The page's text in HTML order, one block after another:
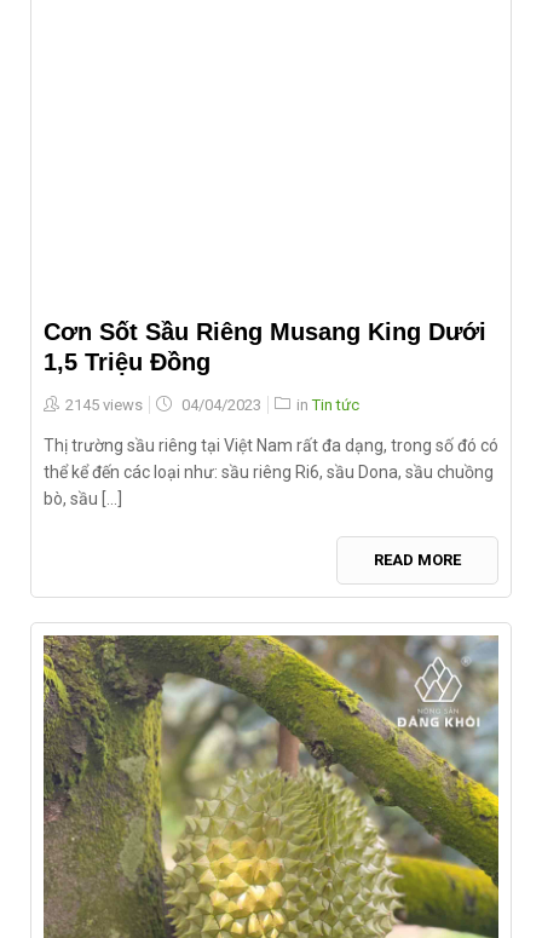
Cơn Sốt Sầu Riêng Musang King Dưới
1,5 Triệu Đồng
2145 views
Posted
04/04/2023 in Tin tức
Thị trường sầu riêng tại Việt Nam rất đa dạng, trong số đó có
thể kể đến các loại như: sầu riêng Ri6, sầu Dona, sầu chuồng
bò, sầu [...]
READ MORE